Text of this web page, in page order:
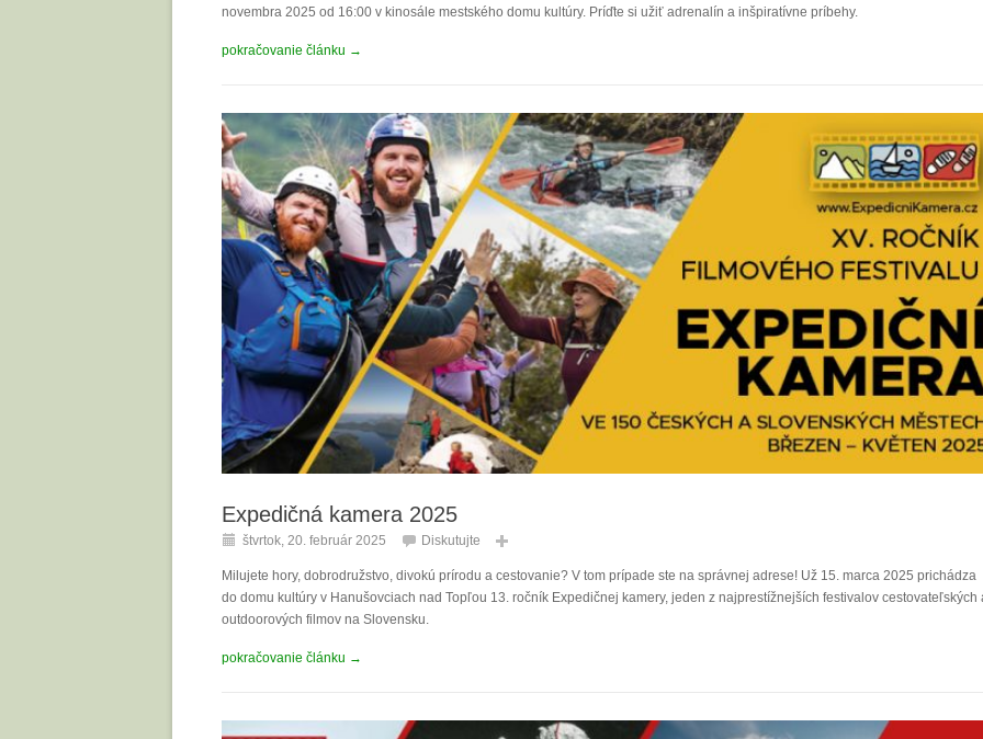
novembra 2025 od 16:00 v kinosále mestského domu kultúry. Príďte si užiť adrenalín a inšpiratívne príbehy.
pokračovanie článku →
Expedičná kamera 2025
štvrtok, 20. február 2025 Diskutujte
Milujete hory, dobrodružstvo, divokú prírodu a cestovanie? V tom prípade ste na správnej adrese! Už 15. marca 2025 prichádza
do domu kultúry v Hanušovciach nad Topľou 13. ročník Expedičnej kamery, jeden z najprestížnejších festivalov cestovateľských
outdoorových filmov na Slovensku.
pokračovanie článku →